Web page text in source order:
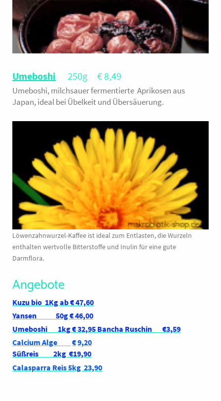
Umeboshi 250g € 8,49
Umeboshi, milchsauer fermentierte Aprikosen aus
Japan, ideal bei Übelkeit und Übersäuerung.
Löwenzahnwurzel-Kaffee ist ideal zum Entlasten, die Wurzeln
enthalten wertvolle Bitterstoffe und Inulin für eine gute
Darmflora.
Angebote
Kuzu bio 1Kg ab € 47,60
Yansen 50g € 46,00
Umeboshi
1kg€ 32,95 Bancha Ruschin €3,59
Calcium Alge
€9,20
Süßreis 2kg €19,90
Calasparra Reis 5kg 23,90